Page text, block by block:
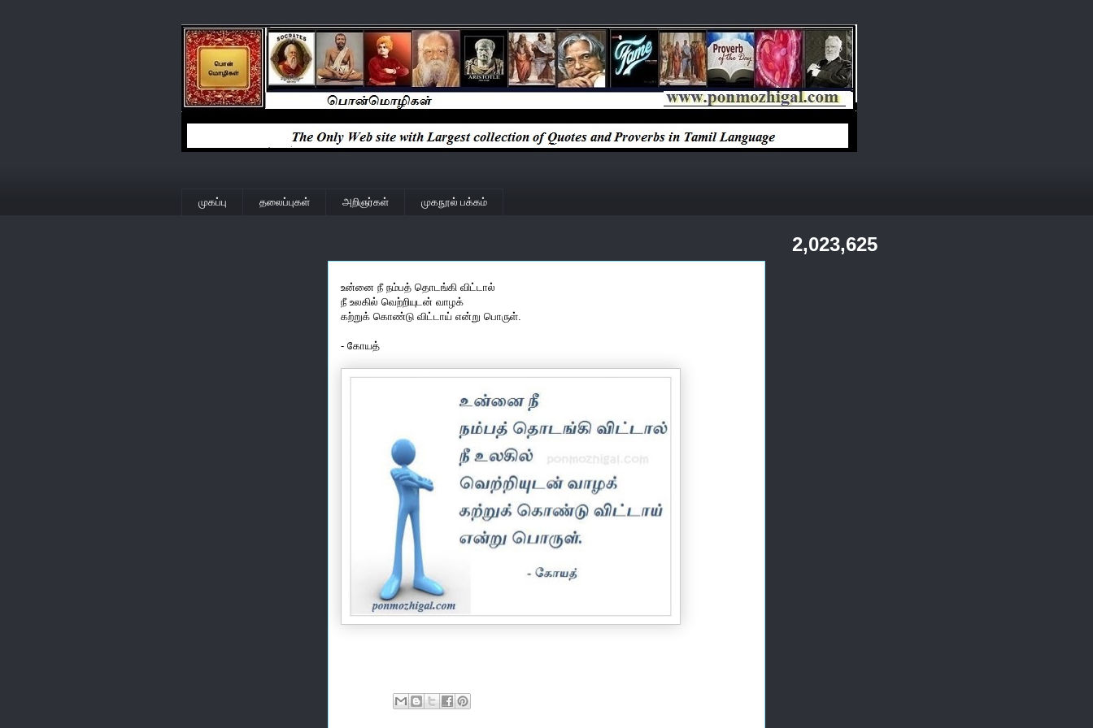
முகப்பு தலைப்புகள் அறிஞர்கள் முகநூல் பக்கம்
உன்னை நீ நம்பத் தொடங்கி விட்டால்
நீ உலகில் வெற்றியுடன் வாழக்
கற்றுக் கொண்டு விட்டாய் என்று பொருள்.
- கோயத்
2,023,625